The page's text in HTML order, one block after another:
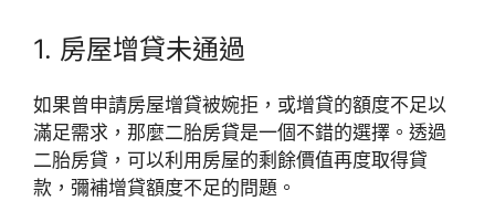
1. 房屋增貸未通過
如果曾申請房屋增貸被婉拒，或增貸的額度不足以
滿足需求，那麼二胎房貸是一個不錯的選擇。透過
二胎房貸，可以利用房屋的剩餘價值再度取得貸
款，彌補增貸額度不足的問題。